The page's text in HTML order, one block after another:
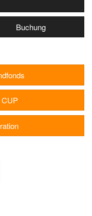
Buchung